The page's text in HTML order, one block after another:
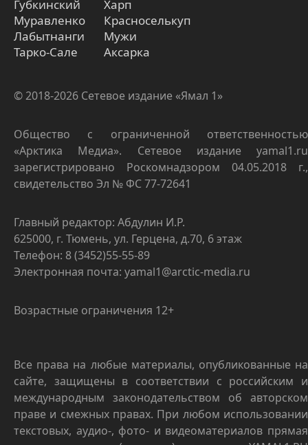
Губкинский
Муравленко
Лабытнанги
Тарко-Сале
Харп
Красноселькуп
Мужи
Аксарка
© 2018-2026 Сетевое издание «Ямал 1»
Общество с ограниченной ответственностью
«Арктика Медиа». Сетевое издание yamal1.ru
зарегистрировано Роскомнадзором 04.05.2018 г.,
свидетельство Эл № ФС 77-72641
Главный редактор: Абдулин И.Р.
625000, г. Тюмень, ул. Герцена, д.70, 6 этаж
Телефон: 8 (3452)55-55-89
Электронная почта: yamal1@arctic-media.ru
Возрастные ограничения 12+
Все права на любые материалы, опубликованные на
сайте, защищены в соответствии с российским и
международным законодательством об авторском
праве и смежных правах. При любом использовании
текстовых, аудио-, фото- и видеоматериалов прямая